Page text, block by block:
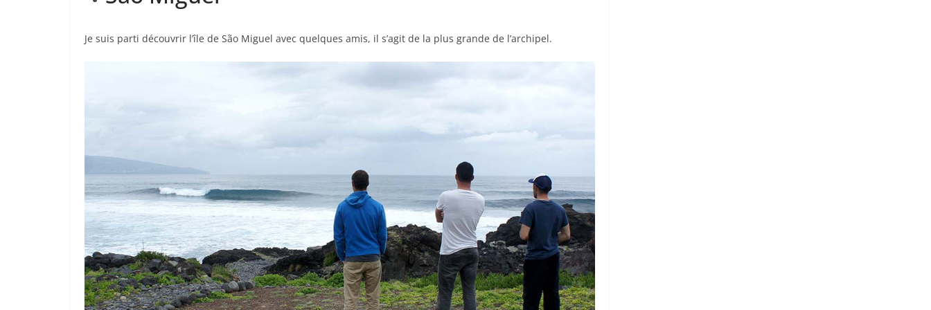
Je suis parti découvrir l’île de São Miguel avec quelques amis, il s’agit de la plus grande de l’archipel.